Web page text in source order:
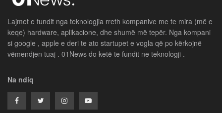
Lajmet e fundit nga teknologjia rreth kompanive me te mira (më e
keqe) hardware, aplikacione, dhe shumë më tepër. Nga kompani
si google , apple e deri te ato startupet e vogla që po kërkojnë
vëmendjen tuaj . 01News do ketë te fundit ne teknologji .
Na ndiq